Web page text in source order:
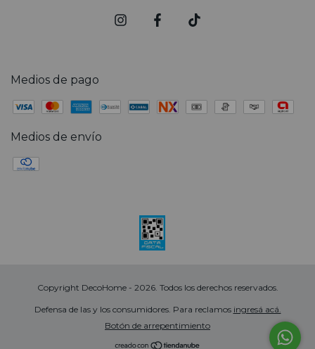
Medios de pago
Medios de envío
Copyright DecoHome - 2026. Todos los derechos reservados.
Defensa de las y los consumidores. Para reclamos ingresá acá.
Botón de arrepentimiento